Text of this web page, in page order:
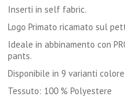
Inserti in self fabric.
Logo Primato ricamato sul
Ideale in abbinamento con
pants.
Disponibile in 9 varianti colore
Tessuto: 100 % Polyestere